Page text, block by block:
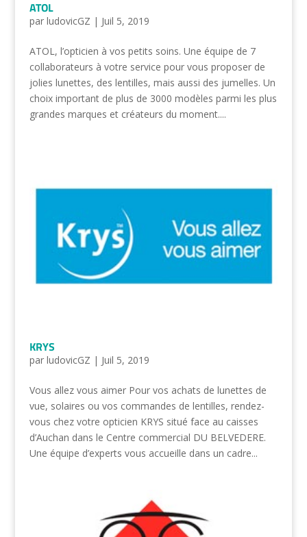
ATOL
par ludovicGZ | Juil 5, 2019
ATOL, l’opticien à vos petits soins. Une équipe de 7
collaborateurs à votre service pour vous proposer de
jolies lunettes, des lentilles, mais aussi des jumelles. Un
choix important de plus de 3000 modèles parmi les plus
grandes marques et créateurs du moment....
KRYS
par ludovicGZ | Juil 5, 2019
Vous allez vous aimer Pour vos achats de lunettes de
vue, solaires ou vos commandes de lentilles, rendez-
vous chez votre opticien KRYS situé face au caisses
d’Auchan dans le Centre commercial DU BELVEDERE.
Une équipe d’experts vous accueille dans un cadre...